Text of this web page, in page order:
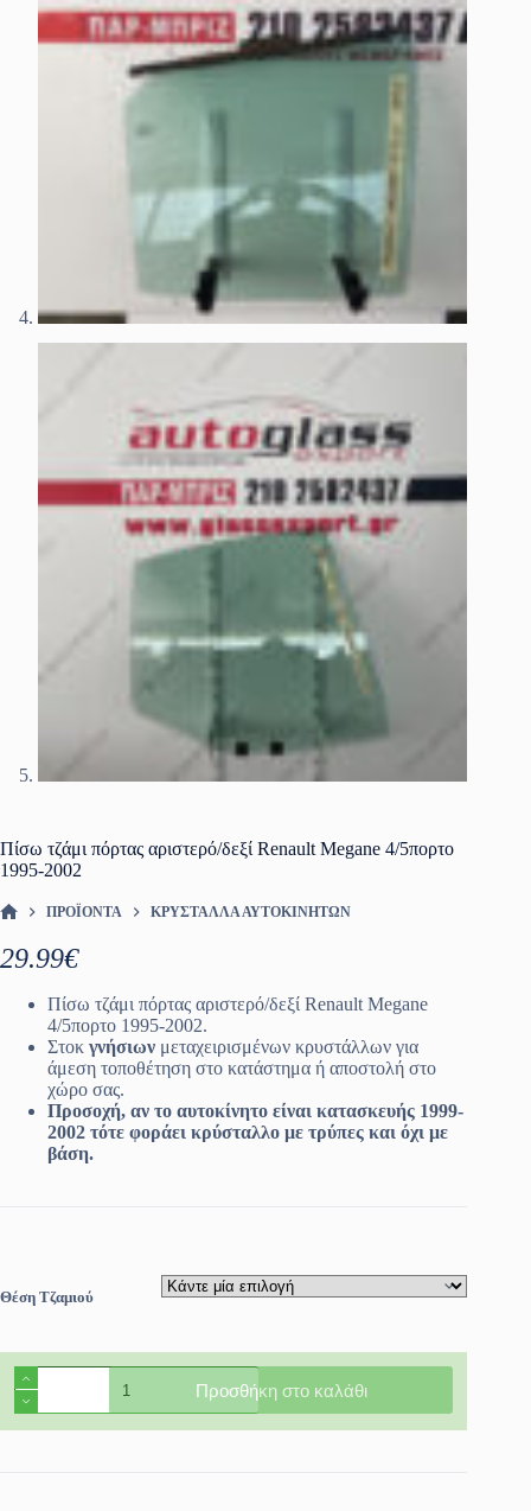
Πίσω τζάμι πόρτας αριστερό/δεξί Renault Megane 4/5πορτο
1995-2002
ΠΡΟΪΌΝΤΑ ΚΡΎΣΤΑΛΛΑ ΑΥΤΟΚΙΝΉΤΩΝ
29.99€
Πίσω τζάμι πόρτας αριστερό/δεξί Renault Megane
4/5πορτο 1995-2002.
Στοκ γνήσιων μεταχειρισμένων κρυστάλλων για
άμεση τοποθέτηση στο κατάστημα ή αποστολή στο
χώρο σας.
Προσοχή, αν το αυτοκίνητο είναι κατασκευής 1999-
2002 τότε φοράει κρύσταλλο με τρύπες και όχι με
βάση.
Θέση Τζαμιού
Πίσω
τζάμι
πόρτας
αριστερό/
Προσθήκη στο καλάθι